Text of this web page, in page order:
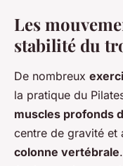
Les
stabilité du
De nombreux
la pratique du
muscles profonds
centre de gravité et
colonne vertébrale